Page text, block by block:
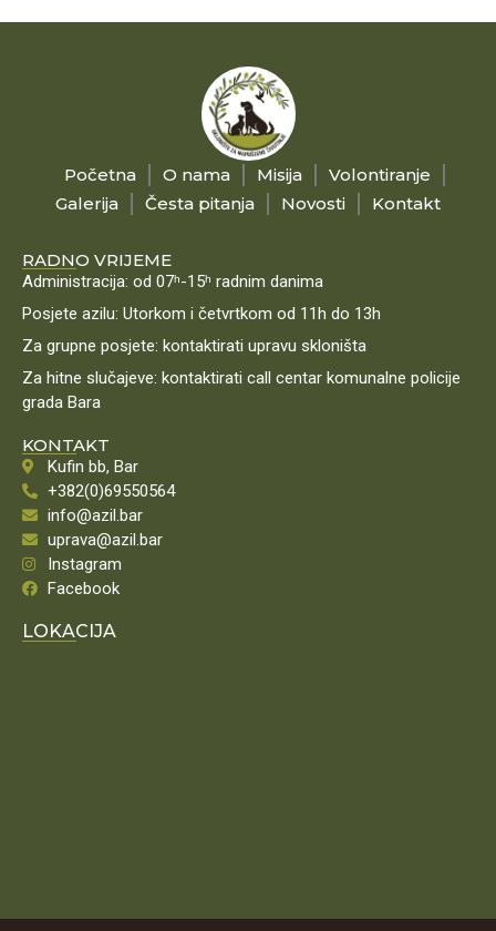
Početna O nama Misija
Volontiranje
Galerija
Česta pitanja Novosti Kontakt
RADNO VRIJEME
Administracija: od 07ʰ-15ʰ radnim danima
Posjete azilu: Utorkom i četvrtkom od 11h do 13h
Za grupne posjete: kontaktirati upravu skloništa
Za hitne slučajeve: kontaktirati call centar komunalne policije
grada Bara
KONTAKT
Kufin bb, Bar
+382(0)69550564
info@azil.bar
uprava@azil.bar
Instagram
Facebook
LOKACIJA